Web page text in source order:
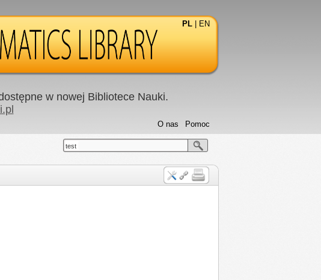
PL EN
w nowej Bibliotece Nauki.
Pomoc
O nas
test